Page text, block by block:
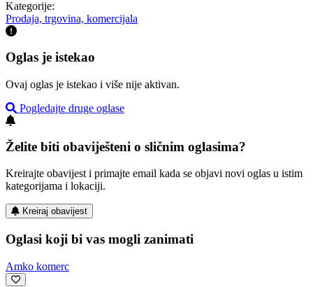
Kategorije:
Prodaja, trgovina, komercijala
Oglas je istekao
Ovaj oglas je istekao i više nije aktivan.
Pogledajte druge oglase
Želite biti obaviješteni o sličnim oglasima?
Kreirajte obavijest i primajte email kada se objavi novi oglas u istim
kategorijama i lokaciji.
Kreiraj obavijest
Oglasi koji bi vas mogli zanimati
Amko komerc